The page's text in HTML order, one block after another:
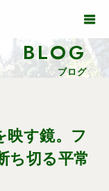
BLOG
ブログ
映す鏡。フ
ち切る平常